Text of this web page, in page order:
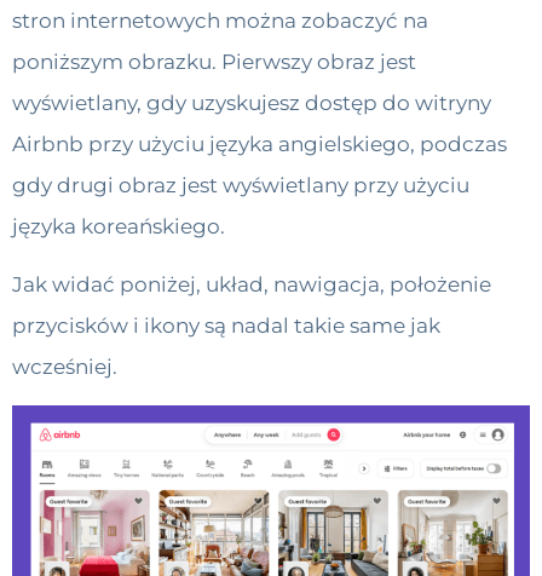
stron internetowych można zobaczyć na
poniższym obrazku. Pierwszy obraz jest
wyświetlany, gdy uzyskujesz dostęp do witryny
Airbnb przy użyciu języka angielskiego, podczas
gdy drugi obraz jest wyświetlany przy użyciu
języka koreańskiego.
Jak widać poniżej, układ, nawigacja, położenie
przycisków i ikony są nadal takie same jak
wcześniej.